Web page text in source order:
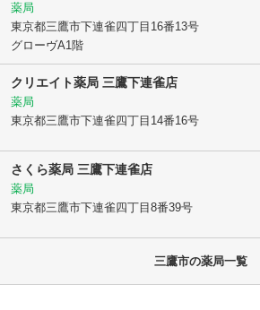
薬局
東京都三鷹市下連雀四丁目16番13号
グローヴA1階
クリエイト薬局 三鷹下連雀店
薬局
東京都三鷹市下連雀四丁目14番16号
さくら薬局 三鷹下連雀店
薬局
東京都三鷹市下連雀四丁目8番39号
三鷹市の薬局一覧